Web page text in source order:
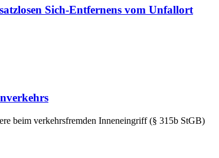
Sich-Entfernens vom Unfallort
beim verkehrsfremden Inneneingriff (§ 315b StGB)